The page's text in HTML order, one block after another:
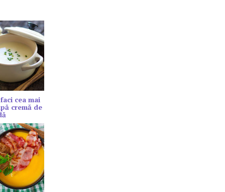
cea mai
cremă de